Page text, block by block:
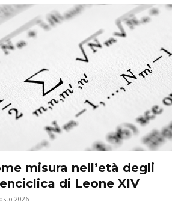
misura nell’età degli
di Leone XIV
2026